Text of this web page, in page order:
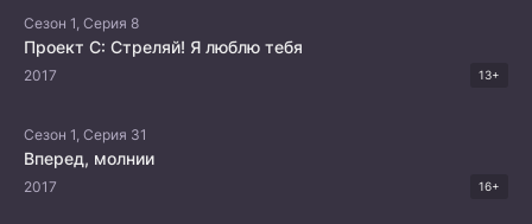
Сезон 1, Серия 8
Проект С: Стреляй! Я люблю тебя
2017 13+
Сезон 1, Серия 31
Вперед, молнии
2017 16+